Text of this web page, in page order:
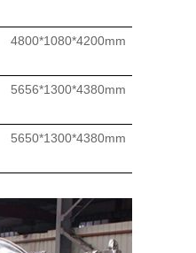
4800*1080*4200mm
5656*1300*4380mm
5650*1300*4380mm